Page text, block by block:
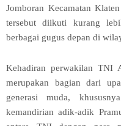
Jomboran Kecamatan
tersebut diikuti kurang
berbagai gugus depan di
Kehadiran perwakilan TNI
merupakan bagian dari
generasi muda,
kemandirian adik-adik